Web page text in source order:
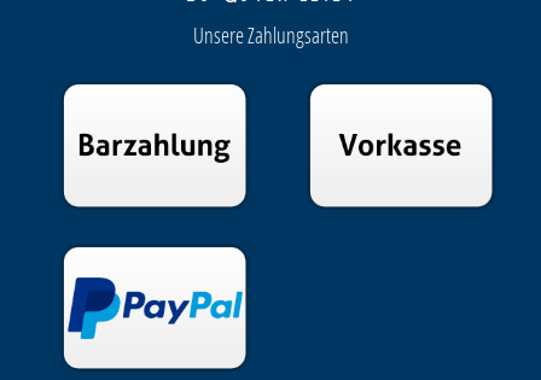
Unsere Zahlungsarten